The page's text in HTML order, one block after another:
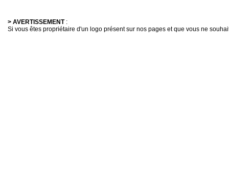
> AVERTISSEMENT:
Si vous êtes propriétaire d'un logo présent sur nos pages et que vous ne